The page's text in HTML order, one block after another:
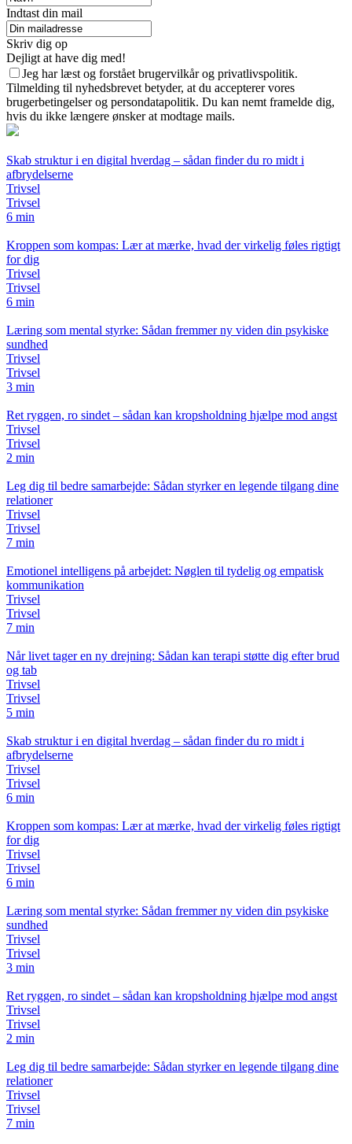
Indtast din mail
Skriv dig op
Dejligt at have dig med!
Jeg har læst og forstået brugervilkår og privatlivspolitik.
Tilmelding til nyhedsbrevet betyder, at du accepterer vores
brugerbetingelser og persondatapolitik. Du kan nemt framelde dig,
hvis du ikke længere ønsker at modtage mails.
Skab struktur i en digital hverdag – sådan finder du ro midt i
afbrydelserne
Trivsel
Trivsel
6 min
Kroppen som kompas: Lær at mærke, hvad der virkelig føles rigtigt
for dig
Trivsel
Trivsel
6 min
Læring som mental styrke: Sådan fremmer ny viden din psykiske
sundhed
Trivsel
Trivsel
3 min
Ret ryggen, ro sindet – sådan kan kropsholdning hjælpe mod angst
Trivsel
Trivsel
2 min
Leg dig til bedre samarbejde: Sådan styrker en legende tilgang dine
relationer
Trivsel
Trivsel
7 min
Emotionel intelligens på arbejdet: Nøglen til tydelig og empatisk
kommunikation
Trivsel
Trivsel
7 min
Når livet tager en ny drejning: Sådan kan terapi støtte dig efter brud
og tab
Trivsel
Trivsel
5 min
Skab struktur i en digital hverdag – sådan finder du ro midt i
afbrydelserne
Trivsel
Trivsel
6 min
Kroppen som kompas: Lær at mærke, hvad der virkelig føles rigtigt
for dig
Trivsel
Trivsel
6 min
Læring som mental styrke: Sådan fremmer ny viden din psykiske
sundhed
Trivsel
Trivsel
3 min
Ret ryggen, ro sindet – sådan kan kropsholdning hjælpe mod angst
Trivsel
Trivsel
2 min
Leg dig til bedre samarbejde: Sådan styrker en legende tilgang dine
relationer
Trivsel
Trivsel
7 min